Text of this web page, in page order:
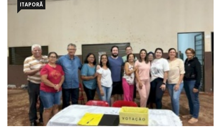
ITAPORÃ